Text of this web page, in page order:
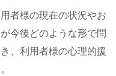
者様の現在の状況やお
今後どのような形で問
、利用者様の心理的援